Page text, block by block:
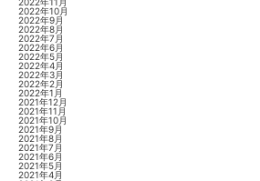
2022年10月
2022年9月
2022年8月
2022年7月
2022年6月
2022年5月
2022年4月
2022年3月
2022年2月
2022年1月
2021年12月
2021年11月
2021年10月
2021年9月
2021年8月
2021年7月
2021年6月
2021年5月
2021年4月